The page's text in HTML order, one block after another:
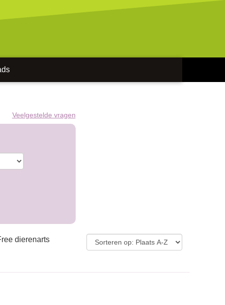
Veelgestelde vragen
dierenarts